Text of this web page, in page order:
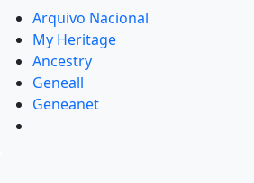
Arquivo Nacional
My Heritage
Ancestry
Geneall
Geneanet